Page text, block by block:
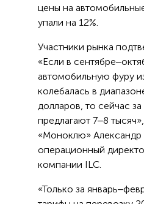
цены на
упали на 12%.
Участники рынка
«Если в
автомобильную фуру
колебалась в
долларов, то сейчас
предлагают 7‒8
«Моноклю»
операционный
компании ILC.
«Только за